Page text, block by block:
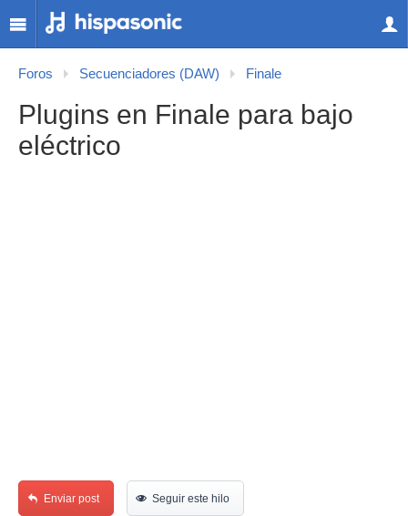
Foros Secuenciadores (DAW) Finale
Plugins en Finale para bajo
eléctrico
Enviar post Seguir este hilo